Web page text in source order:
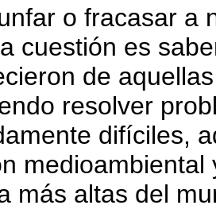
o fracasar a
cuestión es
de
resolver
difíciles,
más altas del